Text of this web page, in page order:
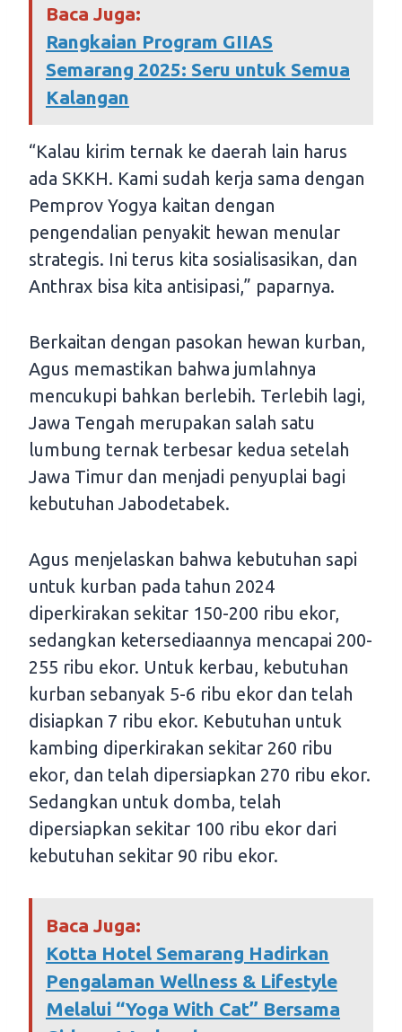
Baca Juga:
Rangkaian Program GIIAS
Semarang 2025: Seru untuk Semua
Kalangan
“Kalau kirim ternak ke daerah lain harus
ada SKKH. Kami sudah kerja sama dengan
Pemprov Yogya kaitan dengan
pengendalian penyakit hewan menular
strategis. Ini terus kita sosialisasikan, dan
Anthrax bisa kita antisipasi,” paparnya.
Berkaitan dengan pasokan hewan kurban,
Agus memastikan bahwa jumlahnya
mencukupi bahkan berlebih. Terlebih lagi,
Jawa Tengah merupakan salah satu
lumbung ternak terbesar kedua setelah
Jawa Timur dan menjadi penyuplai bagi
kebutuhan Jabodetabek.
Agus menjelaskan bahwa kebutuhan sapi
untuk kurban pada tahun 2024
diperkirakan sekitar 150-200 ribu ekor,
sedangkan ketersediaannya mencapai 200-
255 ribu ekor. Untuk kerbau, kebutuhan
kurban sebanyak 5-6 ribu ekor dan telah
disiapkan 7 ribu ekor. Kebutuhan untuk
kambing diperkirakan sekitar 260 ribu
ekor, dan telah dipersiapkan 270 ribu ekor.
Sedangkan untuk domba, telah
dipersiapkan sekitar 100 ribu ekor dari
kebutuhan sekitar 90 ribu ekor.
Baca Juga:
Kotta Hotel Semarang Hadirkan
Pengalaman Wellness & Lifestyle
Melalui “Yoga With Cat” Bersama